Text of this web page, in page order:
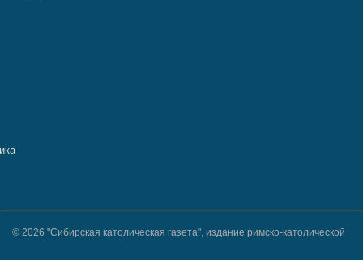
© 2026 "Сибирская католическая газета", издание римско-католической